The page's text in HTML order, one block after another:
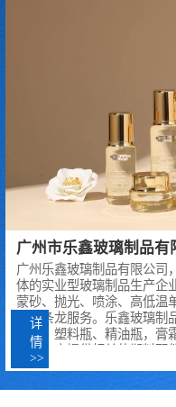
广州市乐鑫玻璃制品有
广州乐鑫玻璃制品有限公司
体的实业型玻璃制品生产企
蒙砂、抛光、喷涂、高低温
现一条龙服务。乐鑫玻璃
管瓶、塑料瓶、精油瓶，
广大客商提供相关的塑料配
鑫产品质量稳定、规格齐全
详
情
>>